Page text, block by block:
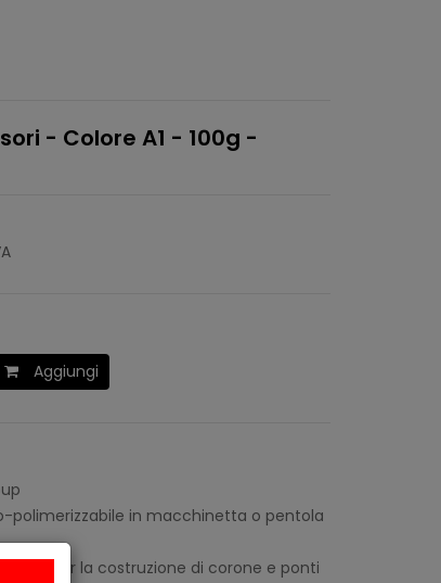
- Colore A1 - 100g -
Aggiungi
polimerizzabile in macchinetta o pentola
per la costruzione di corone e ponti